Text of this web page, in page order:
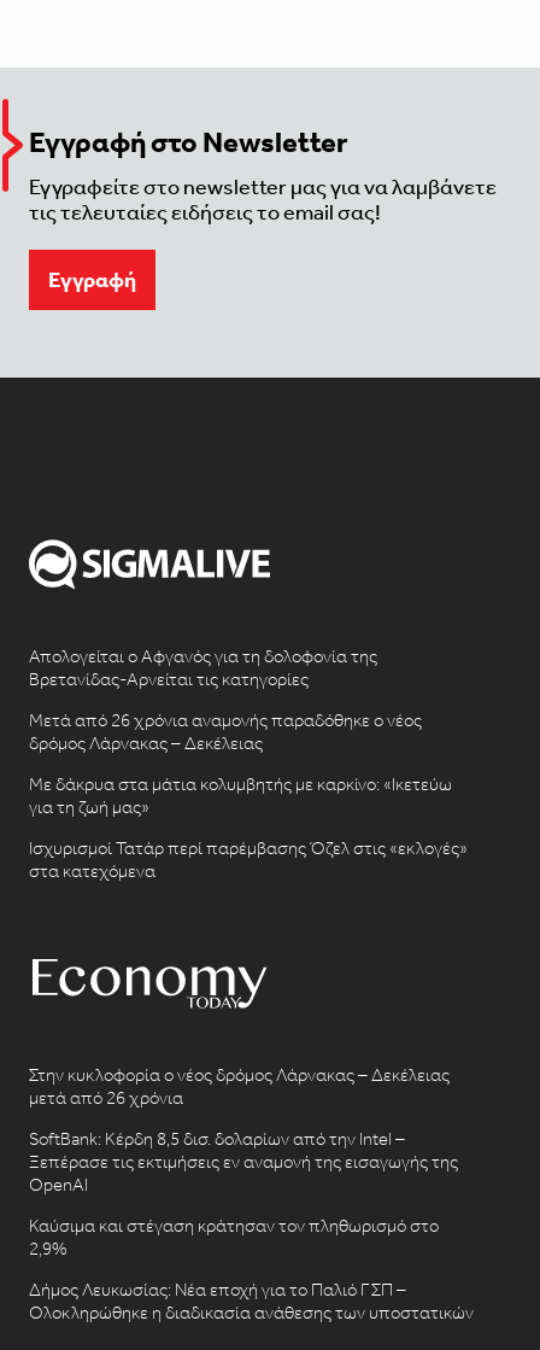
Εγγραφή στο Newsletter
Εγγραφείτε στο newsletter μας για να λαμβάνετε
τις τελευταίες ειδήσεις το email σας!
Eγγραφή
Απολογείται ο Αφγανός για τη δολοφονία της
Βρετανίδας-Αρνείται τις κατηγορίες
Μετά από 26 χρόνια αναμονής παραδόθηκε ο νέος
δρόμος Λάρνακας – Δεκέλειας
Με δάκρυα στα μάτια κολυμβητής με καρκίνο: «Ικετεύω
για τη ζωή μας»
Ισχυρισμοί Τατάρ περί παρέμβασης Όζελ στις «εκλογές»
στα κατεχόμενα
Στην κυκλοφορία ο νέος δρόμος Λάρνακας – Δεκέλειας
μετά από 26 χρόνια
SoftBank: Κέρδη 8,5 δισ. δολαρίων από την Intel –
Ξεπέρασε τις εκτιμήσεις εν αναμονή της εισαγωγής της
OpenAI
Καύσιμα και στέγαση κράτησαν τον πληθωρισμό στο
2,9%
Δήμος Λευκωσίας: Νέα εποχή για το Παλιό ΓΣΠ –
Ολοκληρώθηκε η διαδικασία ανάθεσης των υποστατικών